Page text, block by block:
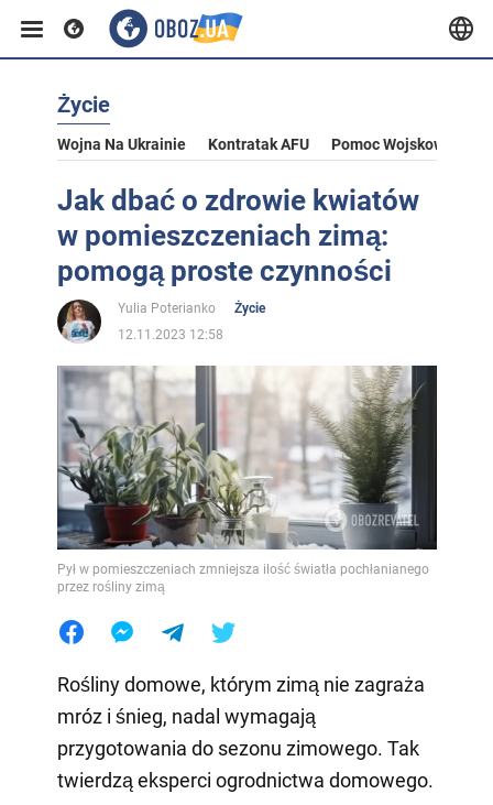
Życie
Wojna Na Ukrainie Kontratak AFU Pomoc Wojskowa Dla
Jak dbać o zdrowie kwiatów
w pomieszczeniach zimą:
pomogą proste czynności
Yulia Poterianko
Życie
12.11.2023 12:58
Pył w pomieszczeniach zmniejsza ilość światła pochłanianego
przez rośliny zimą
Rośliny domowe, którym zimą nie zagraża
mróz i śnieg, nadal wymagają
przygotowania do sezonu zimowego. Tak
twierdzą eksperci ogrodnictwa domowego.